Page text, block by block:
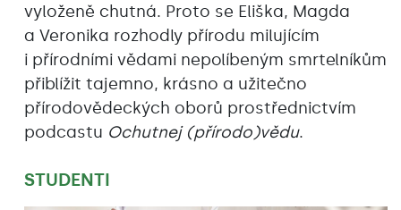
vyloženě chutná. Proto se Eliška, Magda
a Veronika rozhodly přírodu milujícím
i přírodními vědami nepolíbeným smrtelníkům
přiblížit tajemno, krásno a užitečno
přírodovědeckých oborů prostřednictvím
podcastu Ochutnej (přírodo)vědu.
STUDENTI